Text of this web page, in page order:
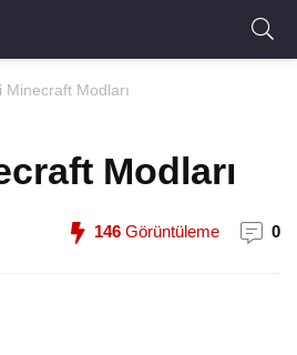
Minecraft Modları
Modları
146 Görüntüleme 0